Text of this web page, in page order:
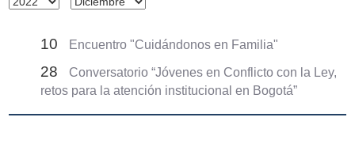
10 Encuentro "Cuidándonos en Familia"
28
Conversatorio “Jóvenes en Conflicto con la Ley,
retos para la atención institucional en Bogotá”